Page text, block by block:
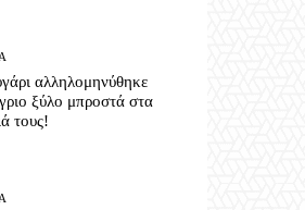
αλληλομηνύθηκε
ξύλο μπροστά στα
τους!